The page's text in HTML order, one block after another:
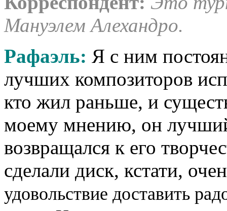
Мануэлем Алехандро.
Рафаэль: Я с ним
лучших композиторов
кто жил раньше, и
моему мнению, он
возвращался к его
сделали диск, кстати,
удовольствие доставить